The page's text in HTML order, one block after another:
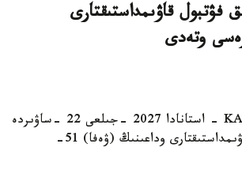
فۋتبول قاۋىمداستىقتارى
وتەدى
استانا. KAZINFORM - استانادا 2027 -جىلعى 22 -ساۋىردە
ەۋروپالىق فۋتبول قاۋىمداستىقتارى وداعىنىڭ (ۋەفا) 51-